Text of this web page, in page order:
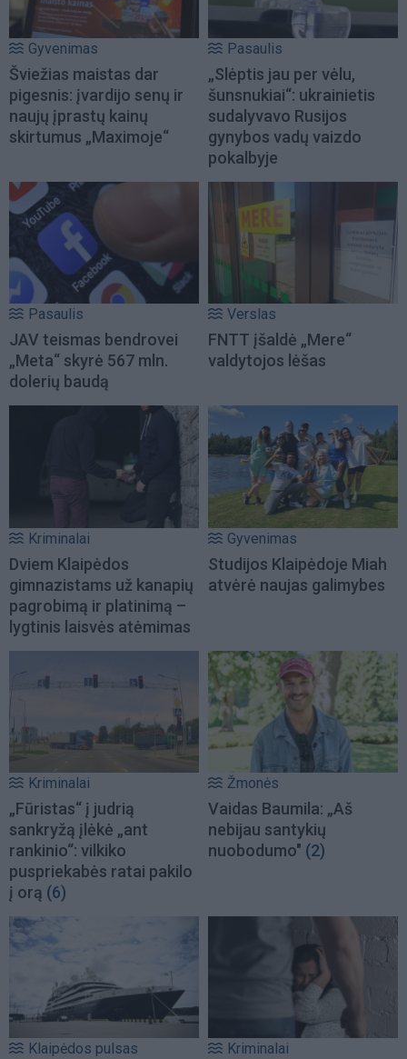
Gyvenimas
Šviežias maistas dar
pigesnis: įvardijo senų ir
naujų įprastų kainų
skirtumus „Maximoje“
Pasaulis
„Slėptis jau per vėlu,
šunsnukiai“: ukrainietis
sudalyvavo Rusijos
gynybos vadų vaizdo
pokalbyje
Pasaulis
JAV teismas bendrovei
„Meta“ skyrė 567 mln.
dolerių baudą
Verslas
FNTT įšaldė „Mere“
valdytojos lėšas
Kriminalai
Dviem Klaipėdos
gimnazistams už kanapių
pagrobimą ir platinimą –
lygtinis laisvės atėmimas
Gyvenimas
Studijos Klaipėdoje Miah
atvėrė naujas galimybes
Kriminalai
„Fūristas“ į judrią
sankryžą įlėkė „ant
rankinio“: vilkiko
puspriekabės ratai pakilo
į orą (6)
Žmonės
Vaidas Baumila: „Aš
nebijau santykių
nuobodumo" (2)
Klaipėdos pulsas Kriminalai